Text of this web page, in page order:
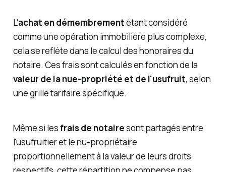
L'achat en démembrementétant considéré
comme une opération immobilière plus complexe,
cela se reflète dans le calcul des honoraires du
notaire. Ces frais sont calculés en fonction de la
valeur de la nue-propriété et de l'usufruit, selon
une grille tarifaire spécifique.
Même si lesfrais de notairesont partagés entre
l'usufruitier et le nu-propriétaire
proportionnellement à la valeur de leurs droits